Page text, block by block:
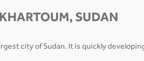
SUDAN
city of Sudan. It is quickly